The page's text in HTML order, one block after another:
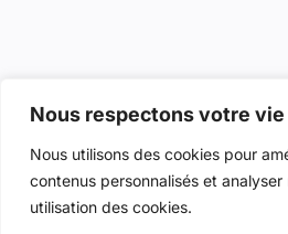
Nous respectons votre
Nous utilisons des cookies pour
contenus personnalisés et
utilisation des cookies.